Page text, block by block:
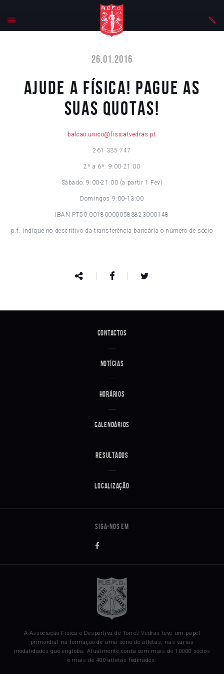
26.01.2016
Ajude a Física! Pague as
suas quotas!
balcao.unico@fisicatvedras.pt
261 335 747
2ª a 6ª: 9:00-21:00
Sábado: 9:00-21:00 (a partir 1 Fev)
Domingos 9:00-13:00
IBAN PT50 001800000583823000148
p.f. indique no descritivo da transferência bancária o número de sócio
Contactos
Notícias
Horários
Calendários
Resultados
Localização
A Associação Física e Desportiva de Torres Vedras teve um papel
primordial na formação de uma série de atletas, nas várias
modalidades que engloba. Atualmente conta com mais de 10000 sócios
e mais de 400 atletas federados.